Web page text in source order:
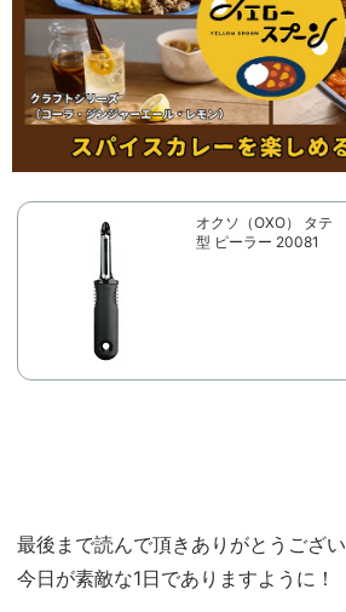
オクソ（OXO） タテ
型 ピーラー 20081
最後まで読んで頂きありがとうござ
今日が素敵な1日でありますように！